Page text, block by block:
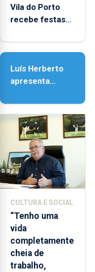
Vila do Porto
recebe festas
Nossa Senhora
Luís Herberto
apresenta
Paisagem’
CULTURA E SOCIAL
“Tenho uma
vida
completamente
cheia de
trabalho,